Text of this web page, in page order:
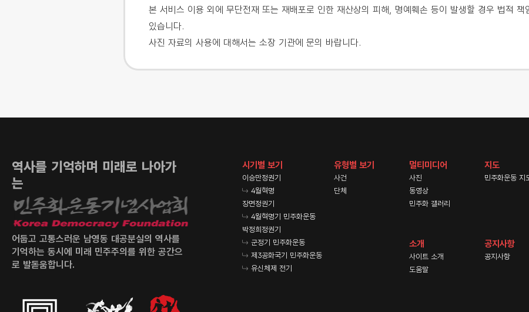
본 서비스 이용 외에 무단전재 또는 재배포로 인한 재산상의 피해, 명예훼손 등이 발생할 경우 법적 책
있습니다.
사진 자료의 사용에 대해서는 소장 기관에 문의 바랍니다.
역사를 기억하며 미래로 나아가
는
어둡고 고통스러운 남영동 대공분실의 역사를
기억하는 동시에 미래 민주주의를 위한 공간으
로 발돋움합니다.
시기별 보기
이승만정권기
4월혁명
장면정권기
4월혁명기 민주화운동
박정희정권기
군정기 민주화운동
제3공화국기 민주화운동
유신체제 전기
유형별 보기
사건
단체
멀티미디어
사진
동영상
민주화 갤러리
소개
사이트 소개
도움말
지도
민주화운동 지
공지사항
공지사항